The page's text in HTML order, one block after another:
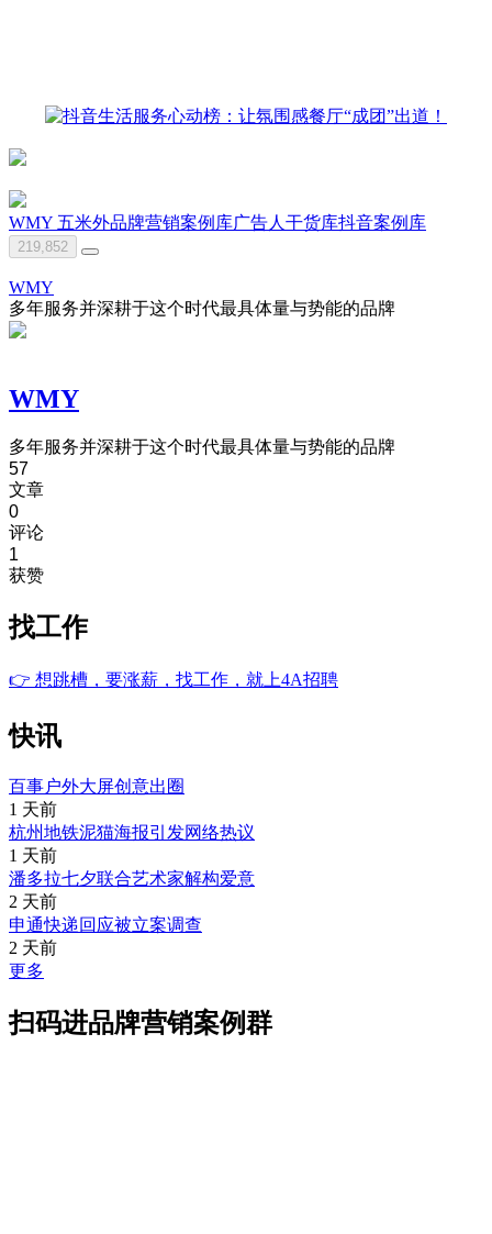
WMY 五米外品牌营销案例库广告人干货库抖音案例库
219,852
WMY
多年服务并深耕于这个时代最具体量与势能的品牌
WMY
多年服务并深耕于这个时代最具体量与势能的品牌
57
文章
0
评论
1
获赞
找工作
👉 想跳槽，要涨薪，找工作，就上4A招聘
快讯
百事户外大屏创意出圈
1 天前
杭州地铁泥猫海报引发网络热议
1 天前
潘多拉七夕联合艺术家解构爱意
2 天前
申通快递回应被立案调查
2 天前
更多
扫码进品牌营销案例群